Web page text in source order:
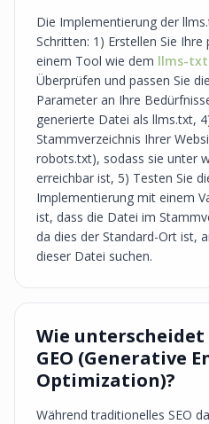
Die Implementierung der
Schritten: 1) Erstellen Sie
einem Tool wie dem llms-
Überprüfen und passen Sie
Parameter an Ihre
generierte Datei als llms.txt,
Stammverzeichnis Ihrer
robots.txt), sodass sie unter
erreichbar ist, 5) Testen Sie
Implementierung mit einem
ist, dass die Datei im
da dies der Standard-Ort ist,
dieser Datei suchen.
Wie unterscheidet
GEO (Generative
Optimization)?
Während traditionelles SEO